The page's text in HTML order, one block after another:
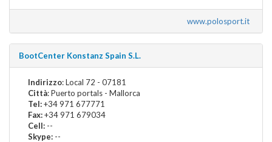
www.polosport.it
BootCenter Konstanz Spain S.L.
Indirizzo: Local 72 - 07181
Città: Puerto portals - Mallorca
Tel:+34 971 677771
Fax:+34 971 679034
Cell: --
Skype: --